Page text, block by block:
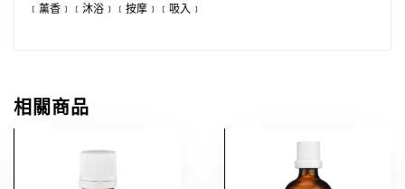
﹝薰香﹞﹝沐浴﹞﹝按摩﹞﹝吸入﹞
相關商品